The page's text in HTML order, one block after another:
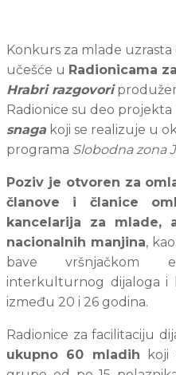
Konkurs za mlade
učešće u
Hrabri razgovori
Radionice su deo projekta
snaga koji se realizuje u
programa Slobodna zona
Poziv je otvoren za
članove i članice
kancelarija za mlade,
nacionalnih manjina,
bave vršnjačkom
interkulturnog dijaloga i
između 20 i 26 godina.
Radionice za facilitaciju
ukupno 60 mladih koji